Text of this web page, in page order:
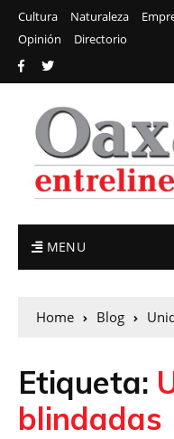
Cultura Naturaleza
Opinión
Directorio
MENU
Home Blog
Etiqueta:
blindadas